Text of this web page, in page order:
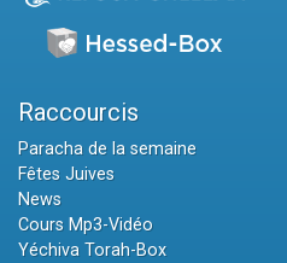
Raccourcis
Paracha de la semaine
Fêtes Juives
News
Cours Mp3-Vidéo
Yéchiva Torah-Box